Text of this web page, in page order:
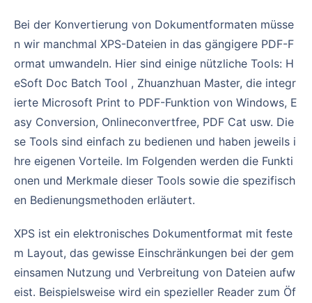
Bei der Konvertierung von Dokumentformaten müsse
n wir manchmal XPS-Dateien in das gängigere PDF-F
ormat umwandeln. Hier sind einige nützliche Tools: H
eSoft Doc Batch Tool , Zhuanzhuan Master, die integr
ierte Microsoft Print to PDF-Funktion von Windows, E
asy Conversion, Onlineconvertfree, PDF Cat usw. Die
se Tools sind einfach zu bedienen und haben jeweils i
hre eigenen Vorteile. Im Folgenden werden die Funkti
onen und Merkmale dieser Tools sowie die spezifisch
en Bedienungsmethoden erläutert.
XPS ist ein elektronisches Dokumentformat mit feste
m Layout, das gewisse Einschränkungen bei der gem
einsamen Nutzung und Verbreitung von Dateien aufw
eist. Beispielsweise wird ein spezieller Reader zum Öf